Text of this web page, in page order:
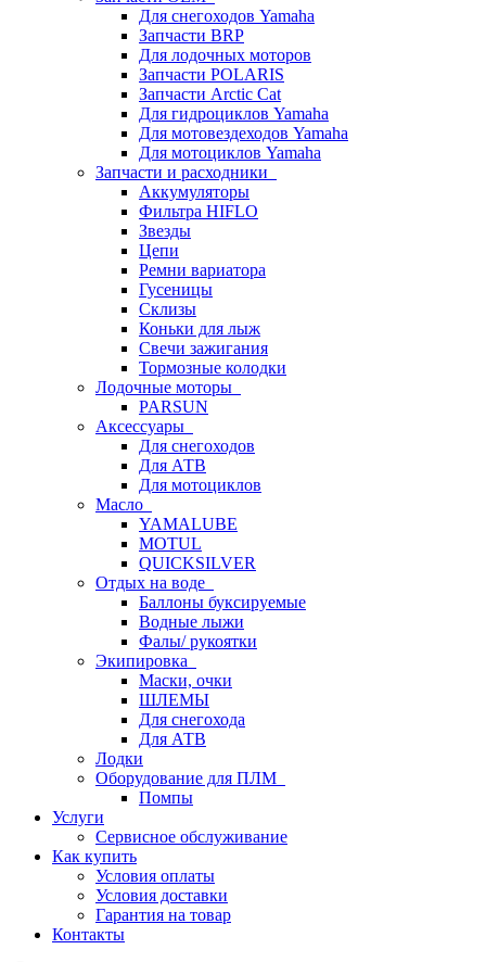
Для снегоходов Yamaha
Запчасти BRP
Для лодочных моторов
Запчасти POLARIS
Запчасти Arctic Cat
Для гидроциклов Yamaha
Для мотовездеходов Yamaha
Для мотоциклов Yamaha
Запчасти и расходники
Аккумуляторы
Фильтра HIFLO
Звезды
Цепи
Ремни вариатора
Гусеницы
Склизы
Коньки для лыж
Свечи зажигания
Тормозные колодки
Лодочные моторы
PARSUN
Аксессуары
Для снегоходов
Для АТВ
Для мотоциклов
Масло
YAMALUBE
MOTUL
QUICKSILVER
Отдых на воде
Баллоны буксируемые
Водные лыжи
Фалы/ рукоятки
Экипировка
Маски, очки
ШЛЕМЫ
Для снегохода
Для АТВ
Лодки
Оборудование для ПЛМ
Помпы
Услуги
Сервисное обслуживание
Как купить
Условия оплаты
Условия доставки
Гарантия на товар
Контакты